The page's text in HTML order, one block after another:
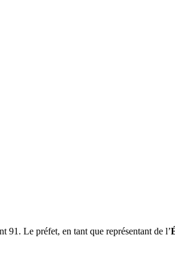
91. Le préfet, en tant que représentant de l’